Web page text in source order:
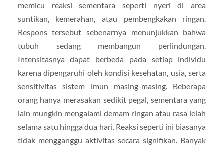
memicu reaksi sementara seperti nyeri di area
suntikan, kemerahan, atau pembengkakan ringan.
Respons tersebut sebenarnya menunjukkan bahwa
tubuh sedang membangun perlindungan.
Intensitasnya dapat berbeda pada setiap individu
karena dipengaruhi oleh kondisi kesehatan, usia, serta
sensitivitas sistem imun masing-masing. Beberapa
orang hanya merasakan sedikit pegal, sementara yang
lain mungkin mengalami demam ringan atau rasa lelah
selama satu hingga dua hari. Reaksi seperti ini biasanya
tidak mengganggu aktivitas secara signifikan. Banyak